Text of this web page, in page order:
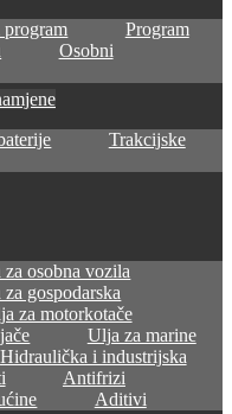
program
Program
Osobni
Trakcijske
osobna vozila
gospodarska
za motorkotače
Ulja za marine
Hidraulička i industrijska
Antifrizi
Aditivi